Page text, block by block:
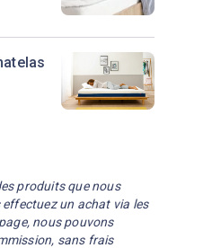
produits que nous
un achat via les
nous pouvons
sans frais